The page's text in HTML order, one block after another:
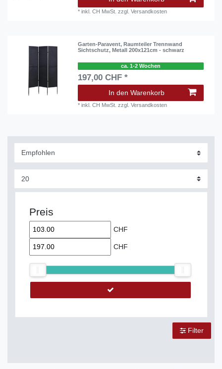
*inkl. CH MwSt. zzgl.Versandkosten
Garten-Paravent, Raumteiler Trennwand
Sichtschutz, Metall 200x121cm - schwarz
ca. 1-2 Wochen
197,00 CHF *
In den Warenkorb
*inkl. CH MwSt. zzgl.Versandkosten
Preis
CHF
CHF
Filter